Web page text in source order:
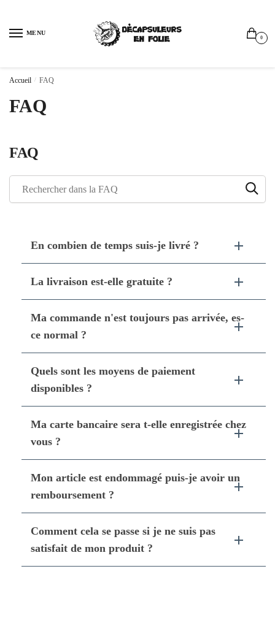
contentMENU
0
Accueil / FAQ
FAQ
FAQ
En combien de temps suis-je livré ?
La livraison est-elle gratuite ?
Ma commande n'est toujours pas arrivée, es-
ce normal ?
Quels sont les moyens de paiement
disponibles ?
Ma carte bancaire sera t-elle enregistrée chez
vous ?
Mon article est endommagé puis-je avoir un
remboursement ?
Comment cela se passe si je ne suis pas
satisfait de mon produit ?